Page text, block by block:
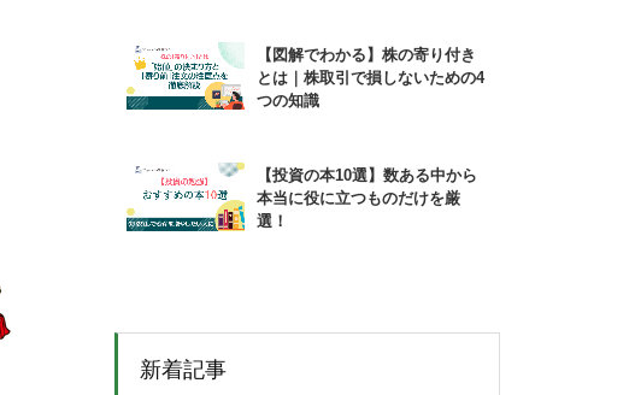
【図解でわかる】株の寄り付き
とは｜株取引で損しないための4
つの知識
【投資の本10選】数ある中から
本当に役に立つものだけを厳
選！
新着記事